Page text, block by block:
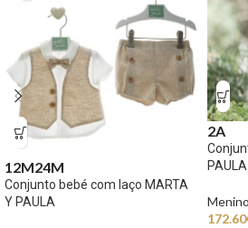
12M24M
Conjunto bebé com laço MARTA
Y PAULA
2A
PAULA
Menino
172.60